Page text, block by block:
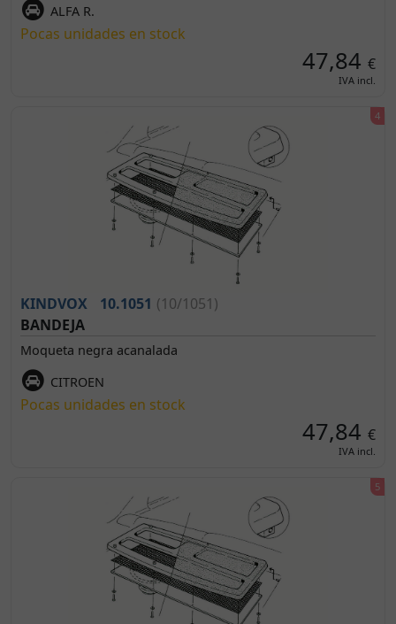
ALFA R.
Pocas unidades en stock
47,84 €
IVA incl.
KINDVOX 10.1051 (10/1051)
BANDEJA
Moqueta negra acanalada
CITROEN
Pocas unidades en stock
47,84 €
IVA incl.